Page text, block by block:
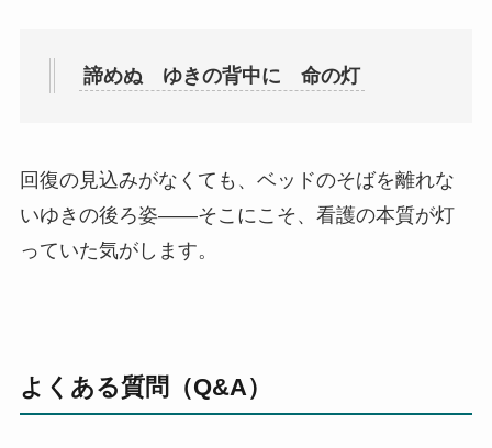
諦めぬ ゆきの背中に 命の灯
回復の見込みがなくても、ベッドのそばを離れな
いゆきの後ろ姿——そこにこそ、看護の本質が灯
っていた気がします。
よくある質問（Q&A）